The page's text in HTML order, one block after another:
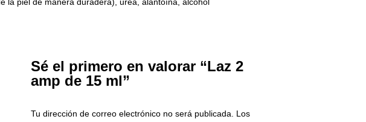
Sé el primero en valorar “Laz 2
amp de 15 ml”
Tu dirección de correo electrónico no será publicada.
Los